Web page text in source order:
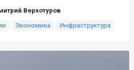
Верхотуров
Экономика Инфраструктура